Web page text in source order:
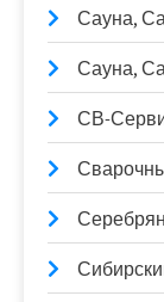
Сауна,
Сауна,
СВ-